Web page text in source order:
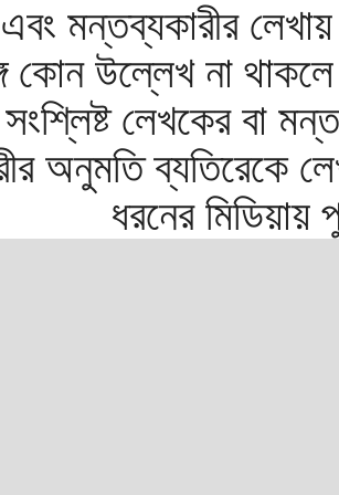
মন্তব্যকারীর
কোন উল্লেখ না
সংশ্লিষ্ট লেখকের বা
অনুমতি ব্যতিরেকে
ধরনের মিডিয়ায়